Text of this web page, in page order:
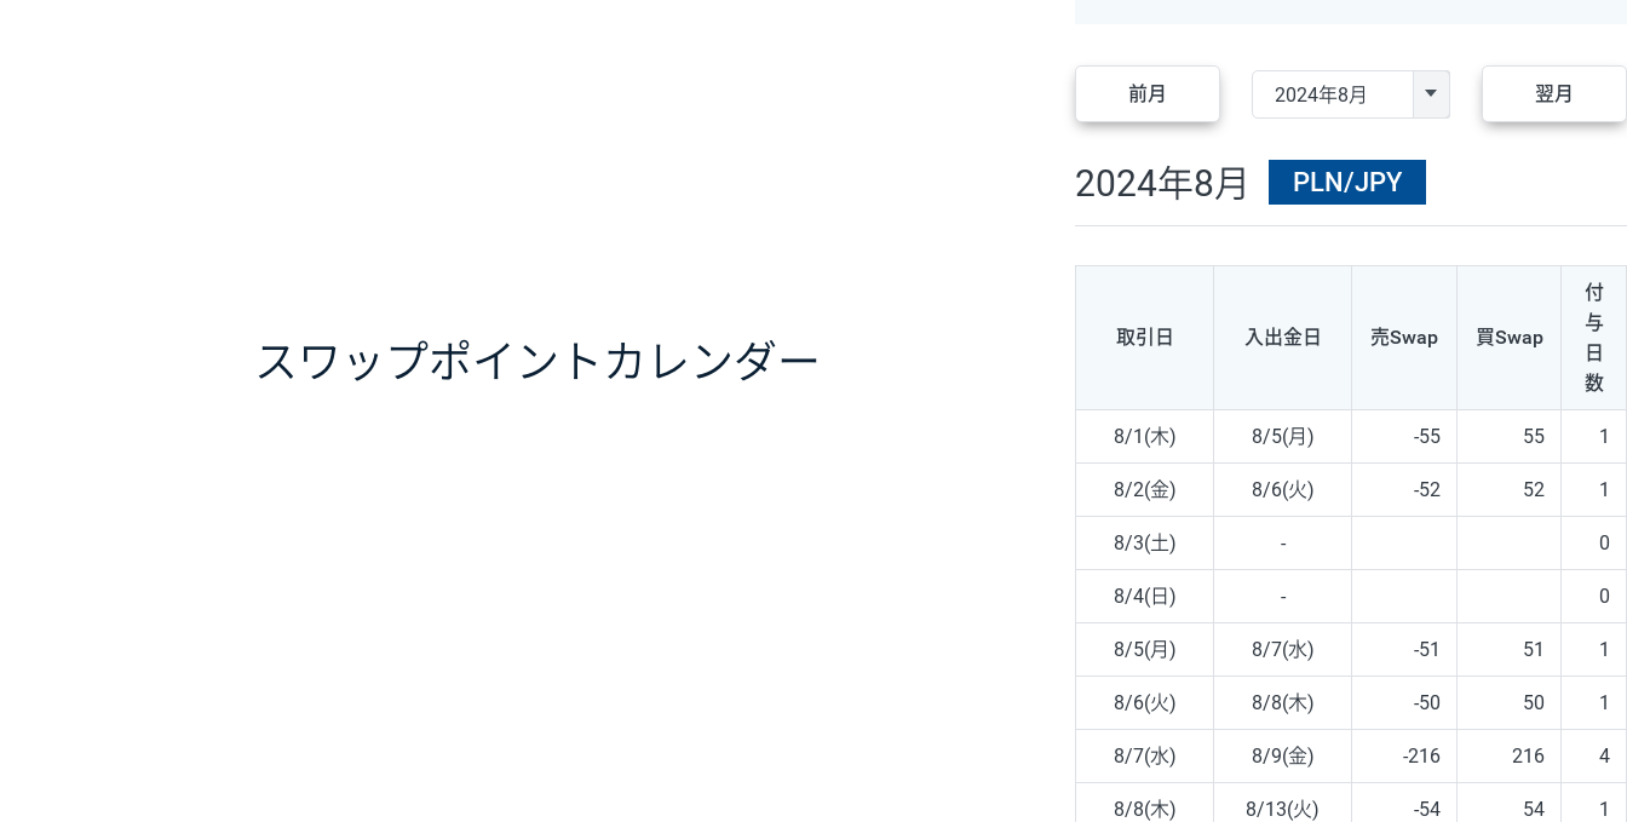
スワップポイント カレンダー
前月 翌月
2024年8月 PLN/JPY
取引日 入出金日 売Swap 買Swap
付
与
日
数
8/1(木) 8/5(月) -55 55 1
8/2(金) 8/6(火) -52 52 1
8/3(土) - 0
8/4(日) - 0
8/5(月) 8/7(水) -51 51 1
8/6(火) 8/8(木) -50 50 1
8/7(水) 8/9(金) -216 216 4
8/8(木) 8/13(火) -54 54 1